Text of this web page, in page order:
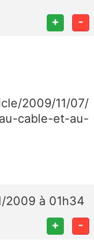
+ -
2009/11/07/
cable-et-au-
2009 à 01h34
+ -